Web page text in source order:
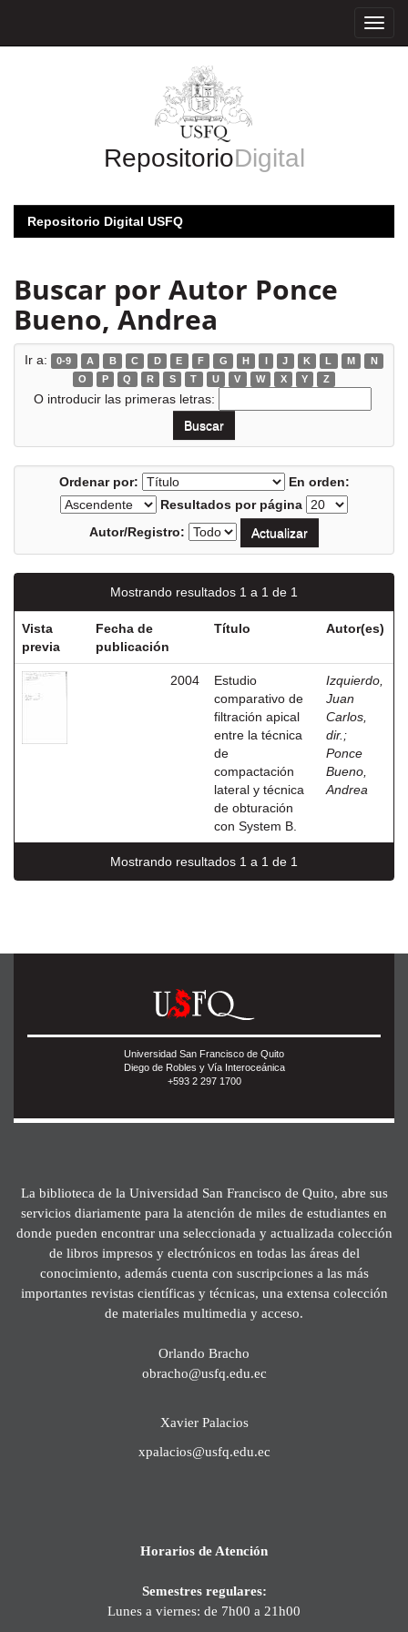
RepositorioDigital
Repositorio Digital USFQ
Buscar por Autor Ponce
Bueno, Andrea
Ir a: 0-9 A B C D E F G H I J K L M
N
O
P Q R S T U V W X Y Z
O introducir las primeras letras:
Ordenar por:
En orden:
Resultados por página
Autor/Registro:
Mostrando resultados 1 a 1 de 1
Vista
previa
Fecha de
publicación
Título Autor(es)
2004
Estudio
comparativo de
filtración apical
entre la técnica
de
compactación
lateral y técnica
de obturación
con System B.
Izquierdo,
Juan
Carlos,
dir. ;
Ponce
Bueno,
Andrea
Mostrando resultados 1 a 1 de 1
Universidad San Francisco de Quito
Diego de Robles y Vía Interoceánica
+593 2 297 1700
La biblioteca de la Universidad San Francisco de Quito, abre sus
servicios diariamente para la atención de miles de estudiantes en
donde pueden encontrar una seleccionada y actualizada colección
de libros impresos y electrónicos en todas las áreas del
conocimiento, además cuenta con suscripciones a las más
importantes revistas científicas y técnicas, una extensa colección
de materiales multimedia y acceso.
Orlando Bracho
obracho@usfq.edu.ec
Xavier Palacios
xpalacios@usfq.edu.ec
Horarios de Atención
Semestres regulares:
Lunes a viernes: de 7h00 a 21h00